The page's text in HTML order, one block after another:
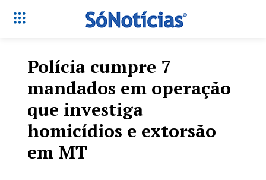
Polícia cumpre 7
mandados em operação
que investiga
homicídios e extorsão
em MT